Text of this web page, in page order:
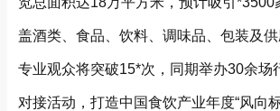
盖酒类、食品、饮料、调味品、包装及供
专业观众将突破15*次，同期举办30余场
对接活动，打造中国食饮产业年度“风向